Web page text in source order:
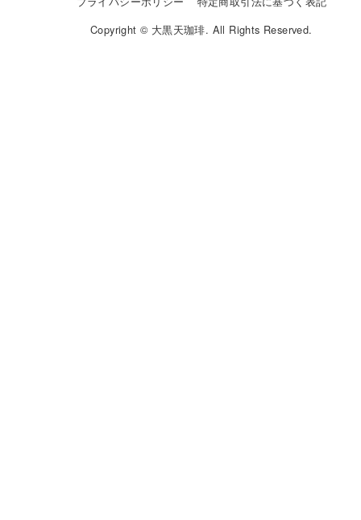
Copyright © 大黒天珈琲. All Rights Reserved.